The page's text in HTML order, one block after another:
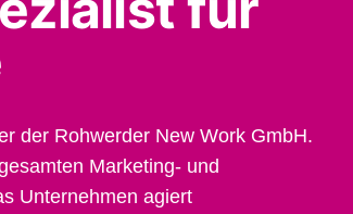
der Rohwerder New Work GmbH.
Marketing- und
Unternehmen agiert